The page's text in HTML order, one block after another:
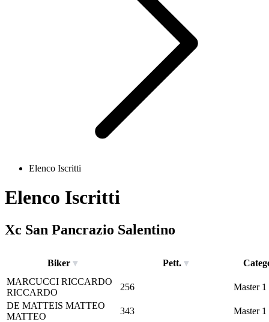
Elenco Iscritti
Elenco Iscritti
Xc San Pancrazio Salentino
Biker Pett.
MARCUCCI RICCARDO
RICCARDO
256
Master 1
DE MATTEIS MATTEO
MATTEO
343
Master 1